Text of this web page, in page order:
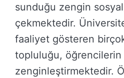
sunduğu zengin
çekmektedir.
faaliyet gösteren
topluluğu, öğrencilerin
zenginleştirmektedir.